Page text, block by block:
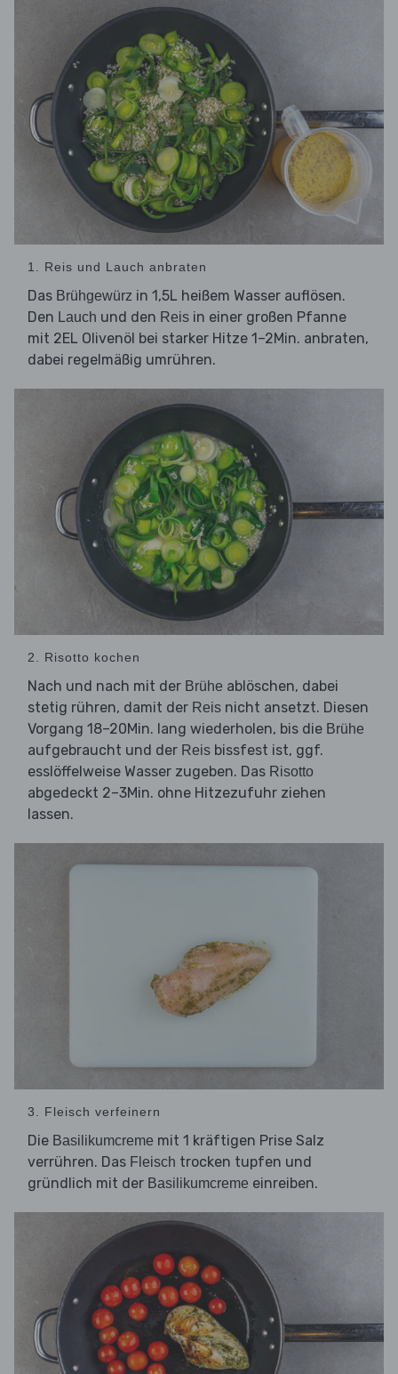
1. Reis und Lauch anbraten
Das Brühgewürz in 1,5L heißem Wasser auflösen.
Den Lauch und den Reis in einer großen Pfanne
mit 2EL Olivenöl bei starker Hitze 1–2Min. anbraten,
dabei regelmäßig umrühren.
2. Risotto kochen
Nach und nach mit der Brühe ablöschen, dabei
stetig rühren, damit der Reis nicht ansetzt. Diesen
Vorgang 18–20Min. lang wiederholen, bis die Brühe
aufgebraucht und der Reis bissfest ist, ggf.
esslöffelweise Wasser zugeben. Das Risotto
abgedeckt 2–3Min. ohne Hitzezufuhr ziehen
lassen.
3. Fleisch verfeinern
Die Basilikumcreme mit 1 kräftigen Prise Salz
verrühren. Das Fleisch trocken tupfen und
gründlich mit der Basilikumcreme einreiben.